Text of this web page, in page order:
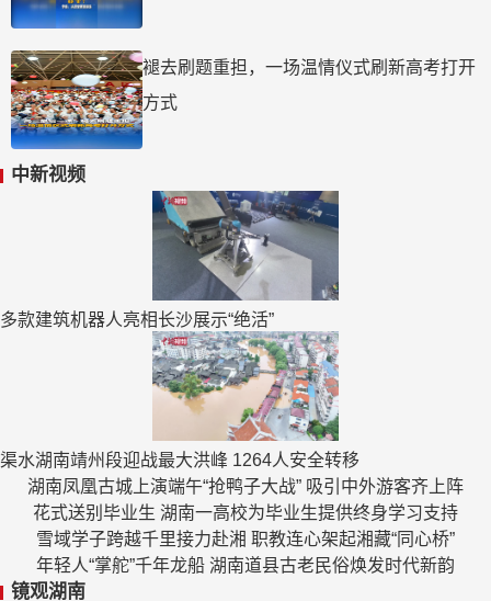
褪去刷题重担，一场温情仪式刷新高考打开
方式
中新视频
多款建筑机器人亮相长沙展示“绝活”
渠水湖南靖州段迎战最大洪峰 1264人安全转移
湖南凤凰古城上演端午“抢鸭子大战” 吸引中外游客齐上阵
花式送别毕业生 湖南一高校为毕业生提供终身学习支持
雪域学子跨越千里接力赴湘 职教连心架起湘藏“同心桥”
年轻人“掌舵”千年龙船 湖南道县古老民俗焕发时代新韵
镜观湖南